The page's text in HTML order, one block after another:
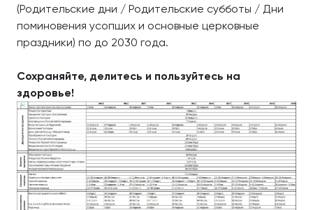
(Родительские дни / Родительские субботы / Дни
поминовения усопших и основные церковные
праздники) по до 2030 года.
Сохраняйте, делитесь и пользуйтесь на
здоровье!